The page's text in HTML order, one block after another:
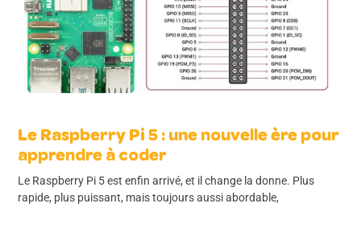
Le Raspberry Pi 5 : une nouvelle ère pour
apprendre à coder
Le Raspberry Pi 5 est enfin arrivé, et il change la donne. Plus
rapide, plus puissant, mais toujours aussi abordable,